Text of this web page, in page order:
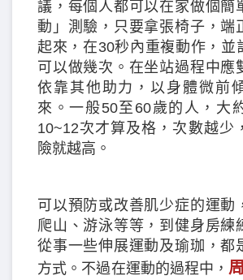
議，每個人都可以在家做個簡
動」測驗，只要拿張椅子，端
起來，在30秒內重複動作，並
可以做幾次。在坐站過程中應
依靠其他助力，以身體微前
來。一般50至60歲的人，大
10~12次才算及格，次數越少
險就越高。
可以預防或改善肌少症的運動
爬山、游泳等等，到健身房練
從事一些伸展運動及瑜珈，都
方式。不過在運動的過程中，